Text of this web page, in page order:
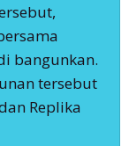
bangunkan.
tersebut
Replika